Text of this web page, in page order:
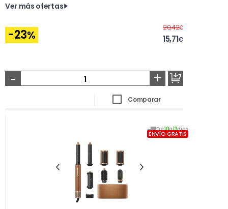
Ver más ofertas
-23%
20,42€Antes
15,71€
- +
Comparar
De10a13días
ENVÍO GRATIS